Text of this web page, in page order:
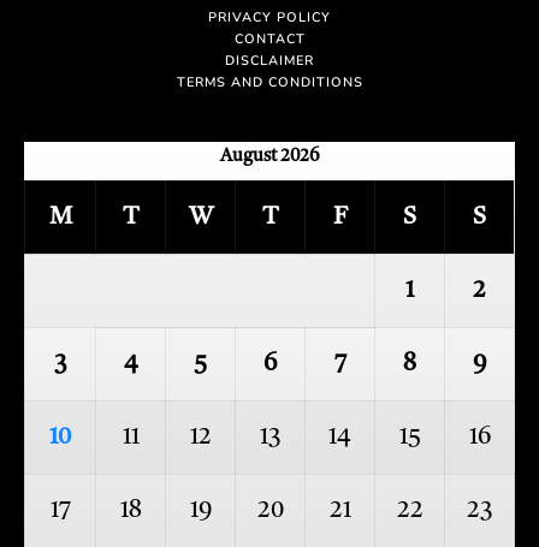
PRIVACY POLICY
CONTACT
DISCLAIMER
TERMS AND CONDITIONS
August 2026
M T W T F S S
1 2
3 4 5 6 7 8 9
10 11 12 13 14 15 16
17 18 19 20 21 22 23